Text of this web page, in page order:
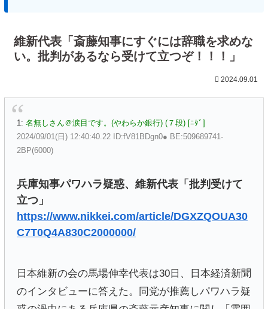
維新代表「斎藤知事にすぐには辞職を求めな
い。批判があるなら受けて立つぞ！！！」
2024.09.01
1: 名無しさん＠涙目です。(やわらか銀行) (７段) [ﾆﾀﾞ]
2024/09/01(日) 12:40:40.22 ID:fV81BDgn0● BE:509689741-
2BP(6000)
兵庫知事パワハラ疑惑、維新代表「批判受けて
立つ」
https://www.nikkei.com/article/DGXZQOUA30
C7T0Q4A830C2000000/
日本維新の会の馬場伸幸代表は30日、日本経済新聞
のインタビューに答えた。同党が推薦しパワハラ疑